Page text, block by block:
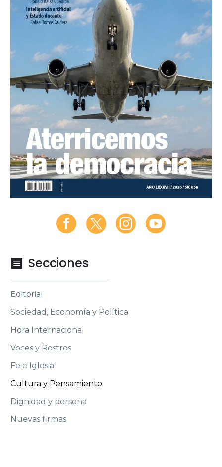
 Secciones
Editorial
Sociedad, Economía y Política
Hora Internacional
Voces y Rostros
Fe e Iglesia
Cultura y Pensamiento
Dignidad y persona
Nuevas firmas